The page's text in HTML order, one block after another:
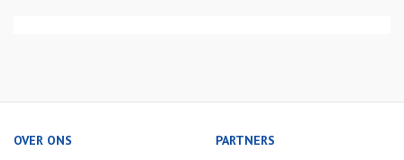
OVER ONS PARTNERS